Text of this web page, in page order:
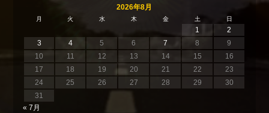
2026年8月
月 火 水 木 金 土 日
1
2
3
4 5 6 7 8
9
10
11 12 13 14 15
16
17
18 19 20 21 22
23
24
25 26 27 28 29
30
31
« 7月